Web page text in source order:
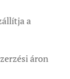
a
áron